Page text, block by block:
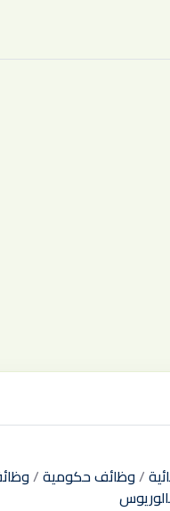
/وظائف حكومية/